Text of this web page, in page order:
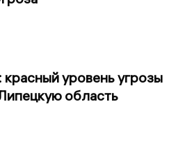
красный уровень угрозы
область